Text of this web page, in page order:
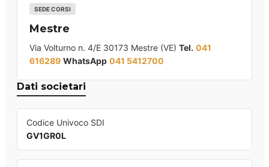
SEDE CORSI
Mestre
Via Volturno n. 4/E 30173 Mestre (VE) Tel. 041
616289 WhatsApp 041 5412700
Dati societari
Codice Univoco SDI
GV1GR0L